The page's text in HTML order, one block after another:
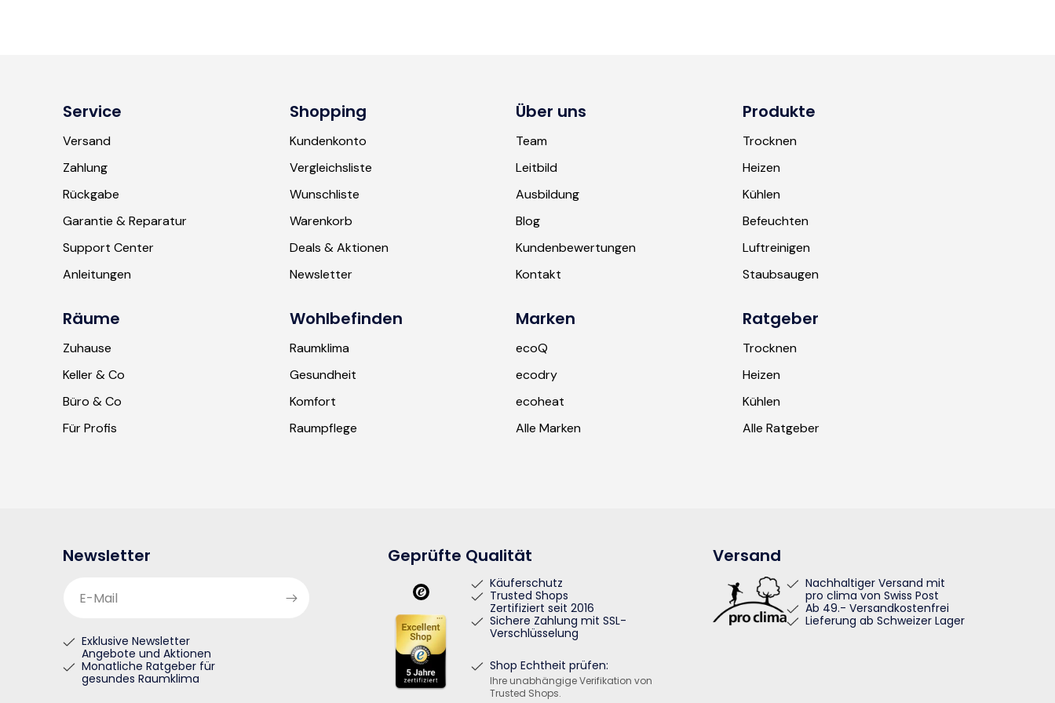
Service
Versand
Zahlung
Rückgabe
Garantie & Reparatur
Support Center
Anleitungen
Shopping
Kundenkonto
Vergleichsliste
Wunschliste
Warenkorb
Deals & Aktionen
Newsletter
Über uns
Team
Leitbild
Ausbildung
Blog
Kundenbewertungen
Kontakt
Produkte
Trocknen
Heizen
Kühlen
Befeuchten
Luftreinigen
Staubsaugen
Räume
Zuhause
Keller & Co
Büro & Co
Für Profis
Wohlbefinden
Raumklima
Gesundheit
Komfort
Raumpflege
Marken
ecoQ
ecodry
ecoheat
Alle Marken
Ratgeber
Trocknen
Heizen
Kühlen
Alle Ratgeber
Newsletter
E-Mail
Exklusive Newsletter
Angebote und Aktionen
Monatliche Ratgeber für
gesundes Raumklima
Geprüfte Qualität
Käuferschutz
Trusted Shops
Zertifiziert seit 2016
Sichere Zahlung mit SSL-
Verschlüsselung
Shop Echtheit prüfen:
Ihre unabhängige Verifikation von
Trusted Shops.
Versand
Nachhaltiger Versand mit
pro clima von Swiss Post
Ab 49.- Versandkostenfrei
Lieferung ab Schweizer Lager